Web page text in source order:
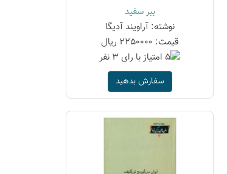
ببر سفید
نوشته: آراویند آدیگا
قیمت: 2250000 ریال
سفارش بدهید